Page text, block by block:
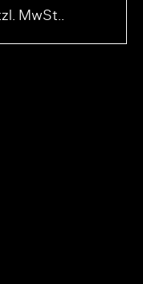
MwSt..